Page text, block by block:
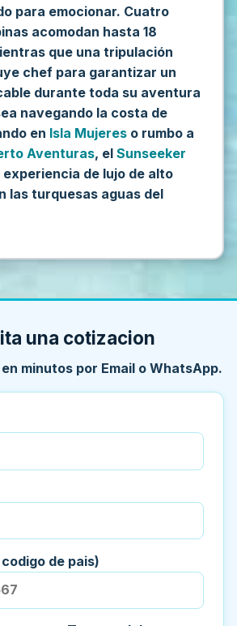
para emocionar. Cuatro
acomodan hasta 18
que una tripulación
chef para garantizar un
durante toda su aventura
navegando la costa de
en Isla Mujeres o rumbo a
Aventuras, el Sunseeker
de lujo de alto
las turquesas aguas del
una cotizacion
minutos por Email o WhatsApp.
de pais)